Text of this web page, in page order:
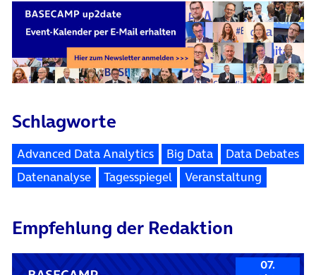
Schlagworte
Advanced Data Analytics Big Data
Data Debates
Datenanalyse
Tagesspiegel Veranstaltung
Empfehlung der Redaktion
07.